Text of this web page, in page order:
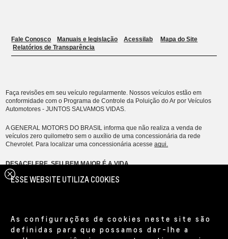
ESSE WEBSITE UTILIZA COOKIES
As configurações de cookies neste site são
definidas para que possamos dar-lhe a